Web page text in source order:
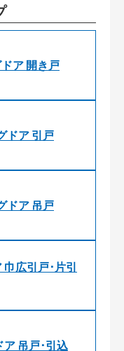
ア 開き戸
ドア 引戸
ドア 吊戸
広引戸･片引
吊戸･引込